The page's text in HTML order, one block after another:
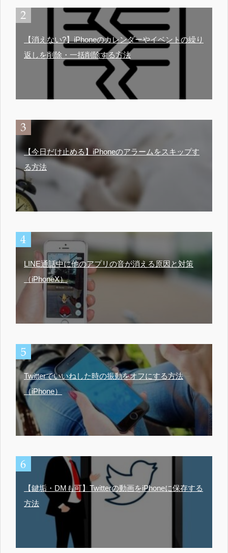
【消えない?】iPhoneのカレンダーやイベントの繰り
返しを削除・一括削除する方法
【今日だけ止める】iPhoneのアラームをスキップす
る方法
LINE通話中に他のアプリの音が消える原因と対策
（iPhoneX）
Twitterでいいねした時の振動をオフにする方法
（iPhone）
【鍵垢・DMも可】Twitterの動画をiPhoneに保存する
方法